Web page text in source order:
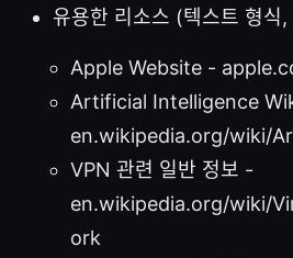
유용한 리소스 (텍스트 형식,
Apple Website -
Artificial Intelligence
en.wikipedia.org/wiki/
VPN 관련 일반 정보 -
en.wikipedia.org/wiki/
ork